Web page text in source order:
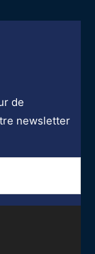
de
newsletter